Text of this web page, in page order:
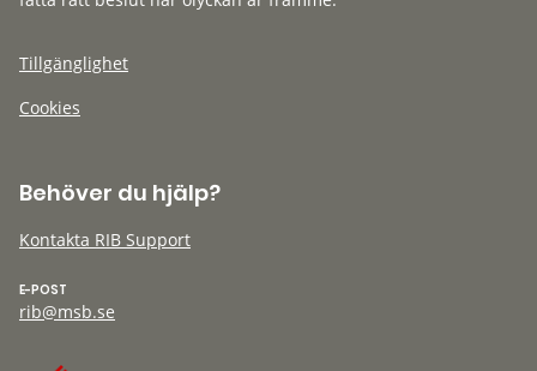
Tillgänglighet
Cookies
Behöver du hjälp?
Kontakta RIB Support
E-POST
rib@msb.se